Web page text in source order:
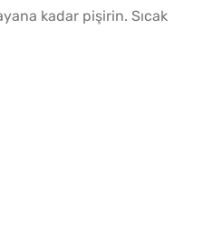
kadar pişirin. Sıcak